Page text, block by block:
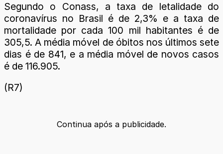
Segundo o Conass, a taxa de letalidade do
coronavírus no Brasil é de 2,3% e a taxa de
mortalidade por cada 100 mil habitantes é de
305,5. A média móvel de óbitos nos últimos sete
dias é de 841, e a média móvel de novos casos
é de 116.905.
(R7)
Continua após a publicidade.